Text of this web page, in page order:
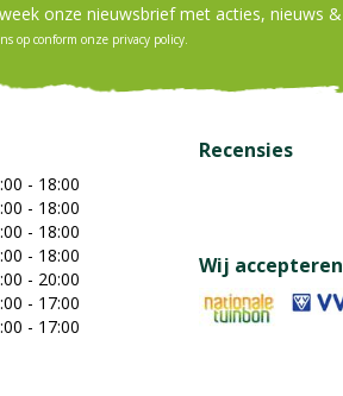
onze nieuwsbrief met acties, nieuws &
op conform onze privacy policy
- 18:00
- 18:00
- 18:00
- 18:00
- 20:00
- 17:00
- 17:00
Recensies
Wij accepteren